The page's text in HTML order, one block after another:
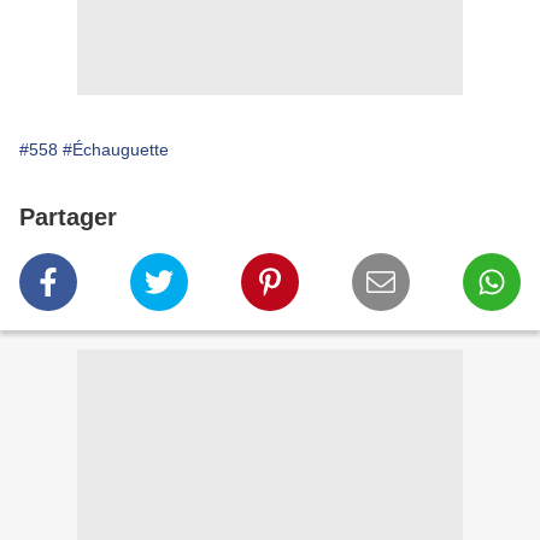
#558 #Échauguette
Partager